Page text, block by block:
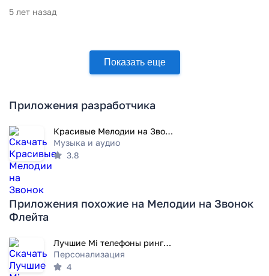
5 лет назад
Показать еще
Приложения разработчика
Красивые Мелодии на Звонок
Музыка и аудио
3.8
Приложения похожие на Мелодии на Звонок
Флейта
Лучшие Mi телефоны рингтоны
Персонализация
4